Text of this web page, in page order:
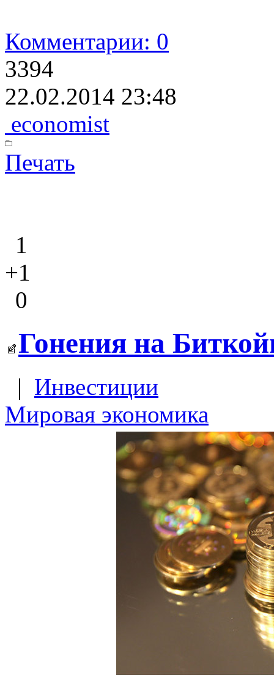
Комментарии: 0
3394
22.02.2014 23:48
economist
Печать
1
+1
0
Гонения на
| Инвестиции
Мировая экономика